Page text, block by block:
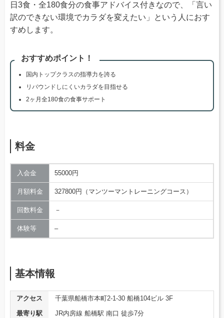
日3食・全180食分の食事アドバイス付きなので、「言い
訳のできない環境でカラダを変えたい」という人におす
すめします。
おすすめポイント！
国内トップクラスの指導力を誇る
リバウンドしにくいカラダを目指せる
2ヶ月全180食の食事サポート
料金
入会金 55000円
月額料金 327800円（マンツーマントレーニングコース）
回数料金 －
体験等 –
基本情報
アクセス
千葉県船橋市本町2-1-30 船橋104ビル 3F
最寄り駅
JR内房線 船橋駅 南口 徒歩7分